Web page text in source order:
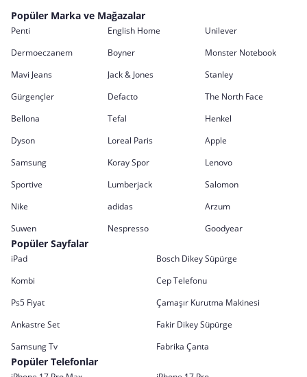
Popüler Marka ve Mağazalar
Penti English Home
Unilever
Dermoeczanem
Boyner
Monster Notebook
Mavi Jeans
Jack & Jones
Stanley
Gürgençler
Defacto
The North Face
Bellona
Tefal
Henkel
Dyson
Loreal Paris
Apple
Samsung
Koray Spor
Lenovo
Sportive
Lumberjack
Salomon
Nike
adidas
Arzum
Suwen
Nespresso Goodyear
Popüler Sayfalar
iPad
Bosch Dikey Süpürge
Kombi
Cep Telefonu
Ps5 Fiyat
Çamaşır Kurutma Makinesi
Ankastre Set
Fakir Dikey Süpürge
Samsung Tv
Fabrika Çanta
Popüler Telefonlar